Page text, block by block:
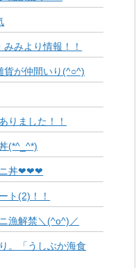
みより情報！！
が仲間いり(^○^)
りました！！
(*^_^*)
ニ丼❤❤❤
(2)！！
漁解禁＼(^o^)／
。「うしぶか海食